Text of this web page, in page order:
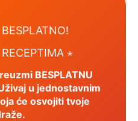
⋆
BESPLATNU
u jednostavnim
će osvojiti tvoje